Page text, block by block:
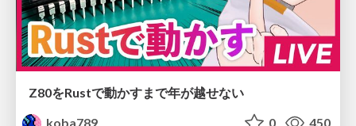
Z80をRustで動かすまで年が越せない
koba789
0 450